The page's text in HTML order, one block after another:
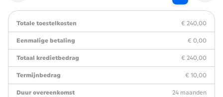
Totale toestelkosten € 240,00
Eenmalige betaling € 0,00
Totaal kredietbedrag € 240,00
Termijnbedrag € 10,00
Duur overeenkomst 24 maanden